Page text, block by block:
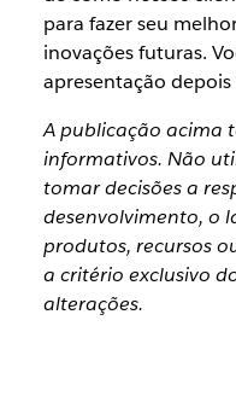
para fazer seu
inovações futuras.
apresentação depois
A publicação acima
informativos. Não
tomar decisões a
desenvolvimento, o
produtos, recursos
a critério exclusivo
alterações.